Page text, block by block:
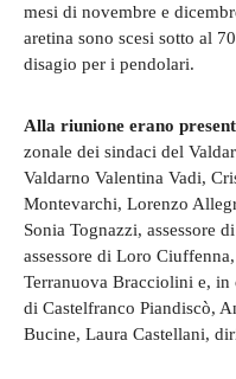
mesi di novembre e
aretina sono scesi sotto al
disagio per i pendolari.
Alla riunione erano
zonale dei sindaci del
Valdarno Valentina Vadi,
Montevarchi, Lorenzo
Sonia Tognazzi, assessore
assessore di Loro
Terranuova Bracciolini e, in
di Castelfranco Piandiscò,
Bucine, Laura Castellani,